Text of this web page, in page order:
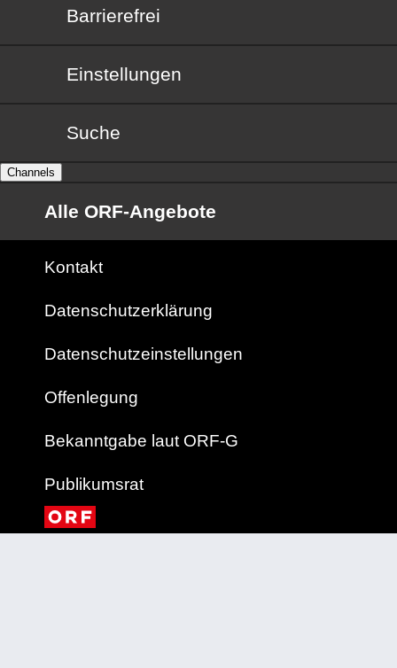
Barrierefrei
Barrierefrei
Einstellungen
Suche
Channels
Alle ORF-Angebote
Kontakt
Datenschutzerklärung
Datenschutzeinstellungen
Offenlegung
Bekanntgabe laut ORF-G
Publikumsrat